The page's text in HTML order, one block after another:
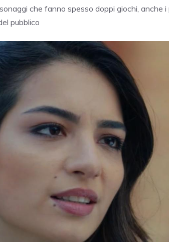
che fanno spesso doppi giochi, anche i
pubblico